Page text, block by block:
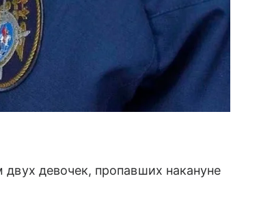
девочек, пропавших накануне